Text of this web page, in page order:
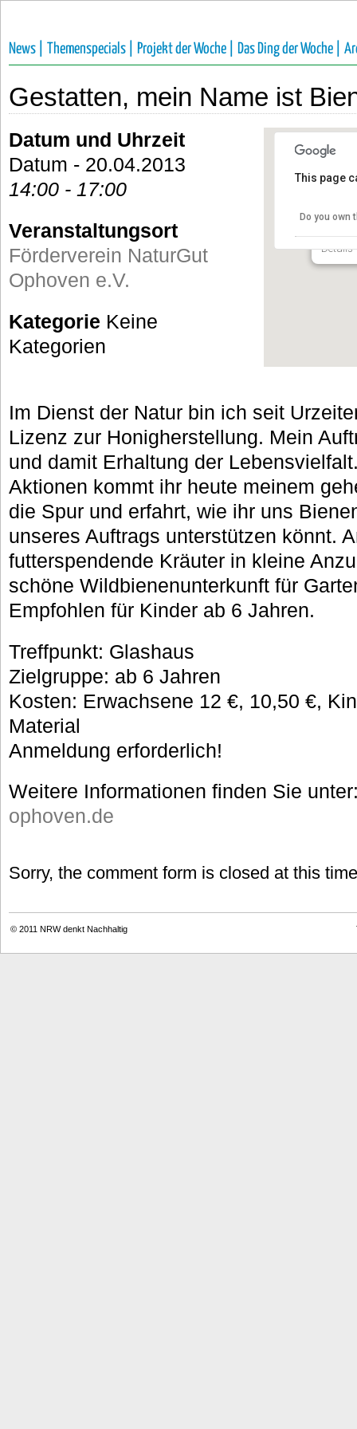
News | Themenspecials | Projekt der Woche | Das Ding der Woche |
Gestatten, mein Name ist
Details
This page
Do you own
Datum und Uhrzeit
Datum - 20.04.2013
14:00 - 17:00
Veranstaltungsort
Förderverein NaturGut
Ophoven e.V.
Kategorie Keine
Kategorien
Im Dienst der Natur bin ich seit
Lizenz zur Honigherstellung. Mein
und damit Erhaltung der
Aktionen kommt ihr heute meinem
die Spur und erfahrt, wie ihr uns
unseres Auftrags unterstützen könnt.
futterspendende Kräuter in kleine
schöne Wildbienenunterkunft für
Empfohlen für Kinder ab 6 Jahren.
Treffpunkt: Glashaus
Zielgruppe: ab 6 Jahren
Kosten: Erwachsene 12 €, 10,50 €,
Material
Anmeldung erforderlich!
Weitere Informationen finden Sie
ophoven.de
Sorry, the comment form is closed at this
© 2011 NRW denkt Nachhaltig